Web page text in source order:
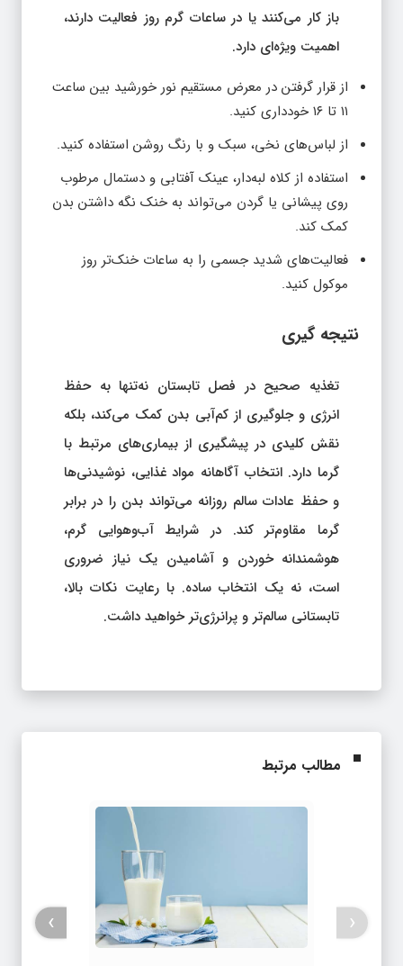
باز کار می‌کنند یا در ساعات گرم روز فعالیت دارند،
اهمیت ویژه‌ای دارد.
از قرار گرفتن در معرض مستقیم نور خورشید بین ساعت
۱۱ تا ۱۶ خودداری کنید.
از لباس‌های نخی، سبک و با رنگ روشن استفاده کنید.
استفاده از کلاه لبه‌دار، عینک آفتابی و دستمال مرطوب
روی پیشانی یا گردن می‌تواند به خنک نگه داشتن بدن
کمک کند.
فعالیت‌های شدید جسمی را به ساعات خنک‌تر روز
موکول کنید.
نتیجه‌ گیری
تغذیه صحیح در فصل تابستان نه‌تنها به حفظ
انرژی و جلوگیری از کم‌آبی بدن کمک می‌کند، بلکه
نقش کلیدی در پیشگیری از بیماری‌های مرتبط با
گرما دارد. انتخاب آگاهانه مواد غذایی، نوشیدنی‌ها
و حفظ عادات سالم روزانه می‌تواند بدن را در برابر
گرما مقاوم‌تر کند. در شرایط آب‌وهوایی گرم،
هوشمندانه خوردن و آشامیدن یک نیاز ضروری
است، نه یک انتخاب ساده. با رعایت نکات بالا،
تابستانی سالم‌تر و پرانرژی‌تر خواهید داشت.
مطالب مرتبط
‹
›